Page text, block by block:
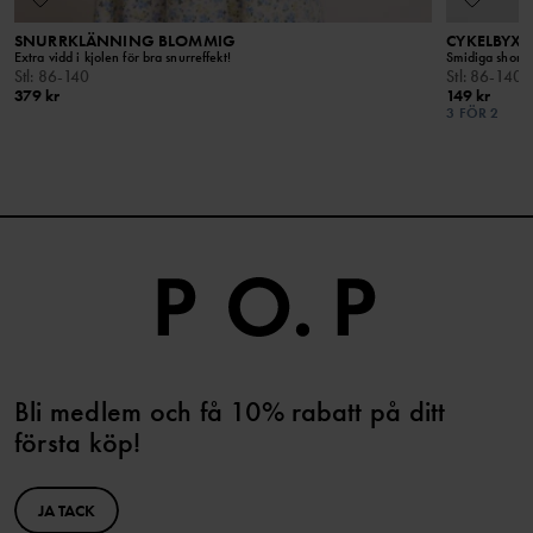
SNURRKLÄNNING BLOMMIG
Extra vidd i kjolen för bra snurreffekt!
Stl: 86-140
379 kr
CYKELBYXA
Smidiga
Stl: 86-140
149 kr
3 FÖR 2
Bli medlem och få 10% rabatt på ditt
första köp!
JA TACK